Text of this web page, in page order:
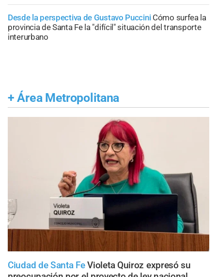
Desde la perspectiva de Gustavo Puccini Cómo surfea la
provincia de Santa Fe la "difícil" situación del transporte
interurbano
+ Área Metropolitana
Ciudad de Santa Fe Violeta Quiroz expresó su